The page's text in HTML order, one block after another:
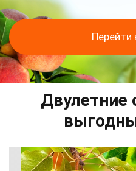
Перейти